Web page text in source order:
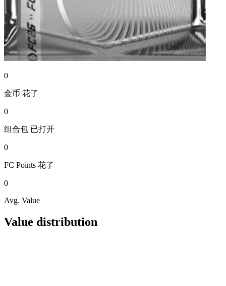
0
金币 花了
0
组合包 已打开
0
FC Points 花了
0
Avg. Value
Value distribution